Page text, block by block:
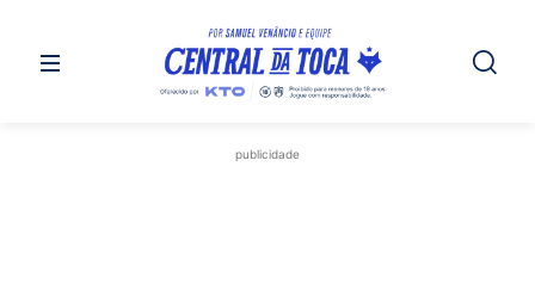
publicidade